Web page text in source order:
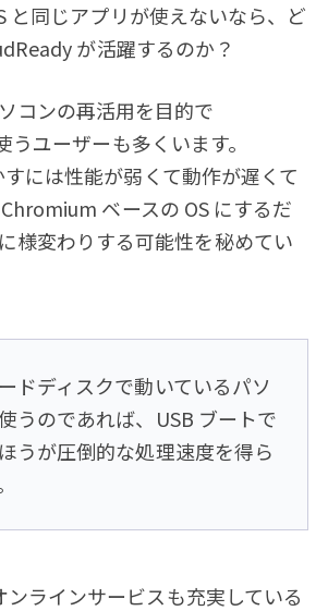
と同じアプリが使えないなら、ど
が活躍するのか？
コンの再活用を目的で
ユーザーも多くいます。
には性能が弱くて動作が遅くて
ベースの OS にするだ
様変わりする可能性を秘めてい
ドディスクで動いているパソ
うのであれば、USB ブートで
うが圧倒的な処理速度を得ら
ンラインサービスも充実している